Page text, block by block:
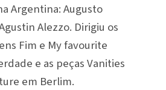
Argentina: Augusto
Alezzo. Dirigiu os
Fim e My favourite
e as peças Vanities
em Berlim.